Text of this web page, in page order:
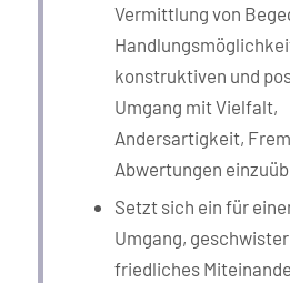
Vermittlung von
konstruktiven und
Umgang mit Vielfalt,
Andersartigkeit,
Abwertungen
Setzt sich ein für
Umgang,
friedliches